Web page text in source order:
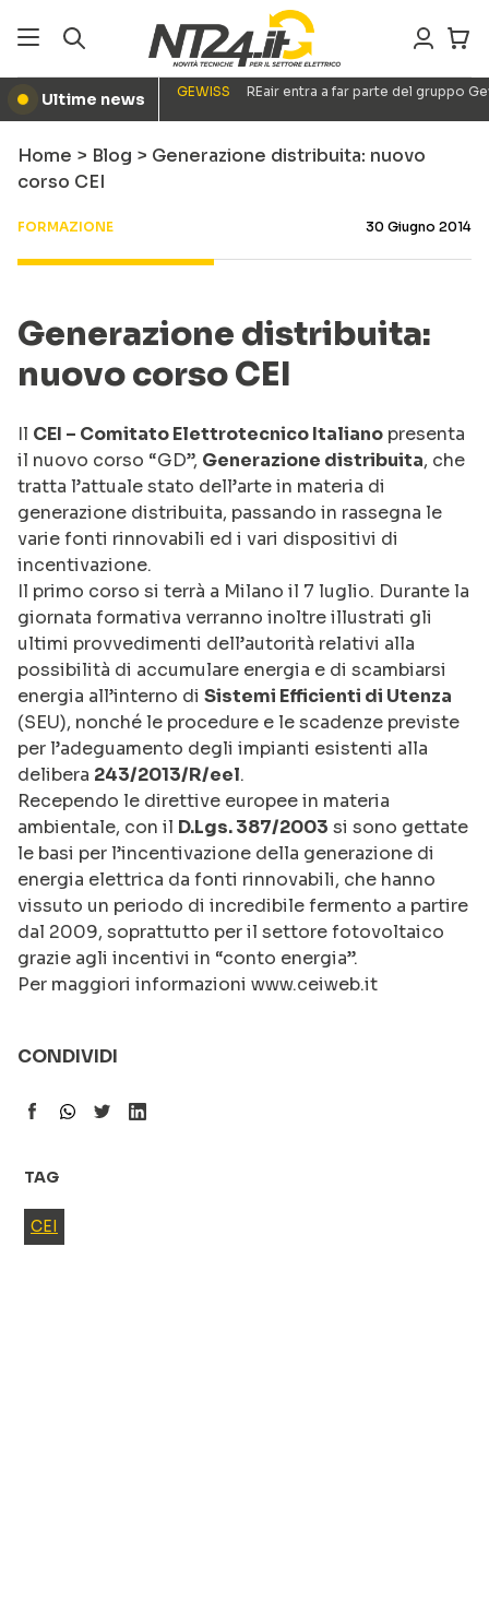
● Ultime news GEWISS REair entra a far parte del gruppo
Home > Blog > Generazione distribuita: nuovo
corso CEI
FORMAZIONE 30 Giugno 2014
Generazione distribuita:
nuovo corso CEI
Il CEI – Comitato Elettrotecnico Italiano presenta
il nuovo corso “GD”, Generazione distribuita, che
tratta l’attuale stato dell’arte in materia di
generazione distribuita, passando in rassegna le
varie fonti rinnovabili ed i vari dispositivi di
incentivazione.
Il primo corso si terrà a Milano il 7 luglio. Durante la
giornata formativa verranno inoltre illustrati gli
ultimi provvedimenti dell’autorità relativi alla
possibilità di accumulare energia e di scambiarsi
energia all’interno di Sistemi Efficienti di Utenza
(SEU), nonché le procedure e le scadenze previste
per l’adeguamento degli impianti esistenti alla
delibera 243/2013/R/eel.
Recependo le direttive europee in materia
ambientale, con il D.Lgs. 387/2003 si sono gettate
le basi per l’incentivazione della generazione di
energia elettrica da fonti rinnovabili, che hanno
vissuto un periodo di incredibile fermento a partire
dal 2009, soprattutto per il settore fotovoltaico
grazie agli incentivi in “conto energia”.
Per maggiori informazioni www.ceiweb.it
CONDIVIDI
TAG
CEI